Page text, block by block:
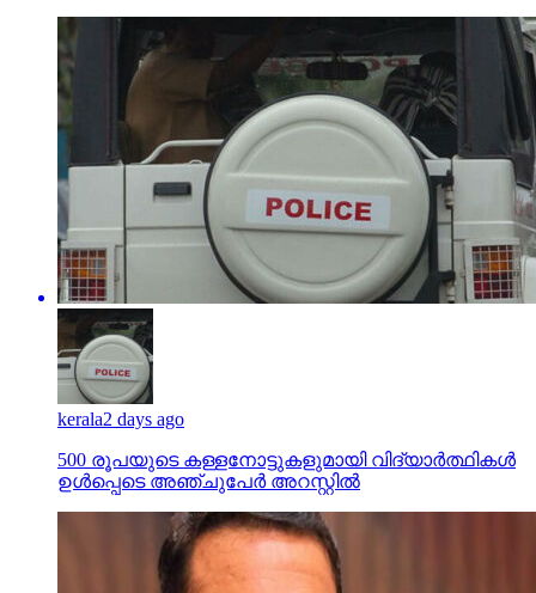
kerala2 days ago
500 രൂപയുടെ കള്ളനോട്ടുകളുമായി വിദ്യാര്‍ത്ഥികള്‍
ഉള്‍പ്പെടെ അഞ്ചുപേര്‍ അറസ്റ്റില്‍